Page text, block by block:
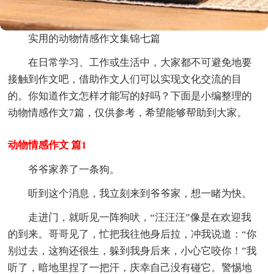
实用的动物情感作文集锦七篇
在日常学习、工作或生活中，大家都不可避免地要
接触到作文吧，借助作文人们可以实现文化交流的目
的。你知道作文怎样才能写的好吗？下面是小编整理的
动物情感作文7篇，仅供参考，希望能够帮助到大家。
动物情感作文 篇1
爷爷家养了一条狗。
听到这个消息，我立刻来到爷爷家，想一睹为快。
走进门，就听见一阵狗吠，“汪汪汪”像是在欢迎我
的到来。哥哥见了，忙把我往他身后拉，冲我说道：“你
别过去，这狗还很生，躲到我身后来，小心它咬你！”我
听了，暗地里捏了一把汗，庆幸自己没有碰它。警惕地